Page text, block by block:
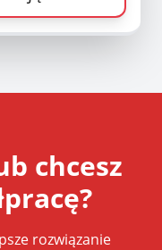
chcesz
rozwiązanie